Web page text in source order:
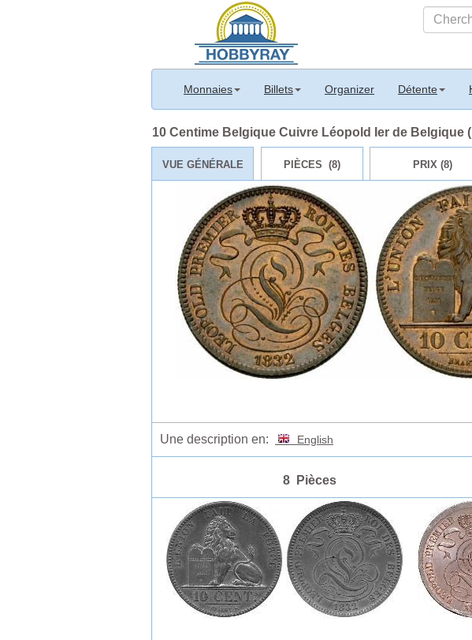
Monnaies Billets Organizer Détente
10 Centime Belgique Cuivre Léopold Ier de Belgique
VUE GÉNÉRALE PIÈCES (8) PRIX (8)
Une description en: English
8 Pièces